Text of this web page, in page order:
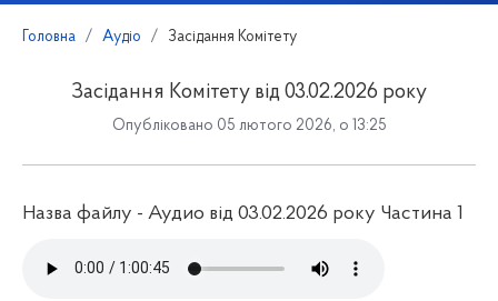
Головна Аудіо Засідання Комітету
Засідання Комітету від 03.02.2026 року
Опубліковано 05 лютого 2026, о 13:25
Назва файлу - Аудио від 03.02.2026 року Частина 1